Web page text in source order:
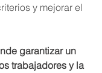
y mejorar el
garantizar un
trabajadores y la